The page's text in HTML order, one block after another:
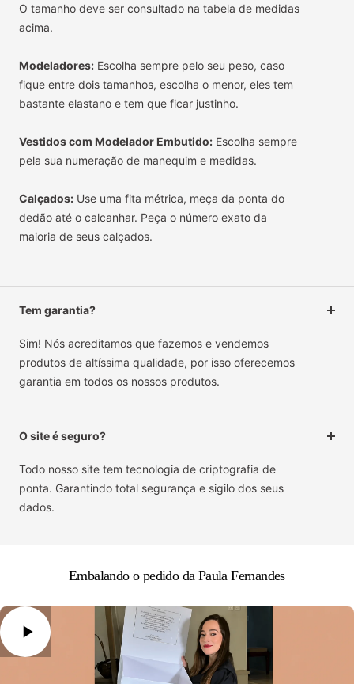
O tamanho deve ser consultado na tabela de medidas
acima.
Modeladores: Escolha sempre pelo seu peso, caso
fique entre dois tamanhos, escolha o menor, eles tem
bastante elastano e tem que ficar justinho.
Vestidos com Modelador Embutido: Escolha sempre
pela sua numeração de manequim e medidas.
Calçados: Use uma fita métrica, meça da ponta do
dedão até o calcanhar. Peça o número exato da
maioria de seus calçados.
Tem garantia?
Sim! Nós acreditamos que fazemos e vendemos
produtos de altíssima qualidade, por isso oferecemos
garantia em todos os nossos produtos.
O site é seguro?
Todo nosso site tem tecnologia de criptografia de
ponta. Garantindo total segurança e sigilo dos seus
dados.
Embalando o pedido da Paula Fernandes